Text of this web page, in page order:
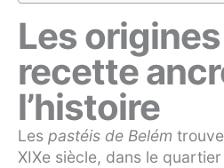
Les
recette
l’histoire
Les pastéis de Belém
XIXe siècle, dans le